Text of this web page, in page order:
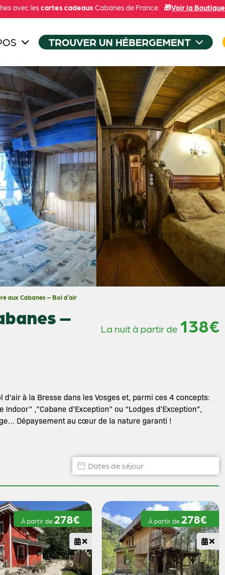
avec lescartes cadeauxCabanes de France. 🎁Voir la Boutique
TROUVER UN HÉBERGEMENT
aux Cabanes – Bol d’air
–
La nuit à partir de 138€
d’air à la Bresse dans les Vosges et, parmi ces 4 concepts:
,”Cabane d’Exception” ou “Lodges d’Exception”,
Dépaysement au cœur de la nature garanti !
Dates de disponibilité hébergement
Date
À partir de 278€ À partir de 278€